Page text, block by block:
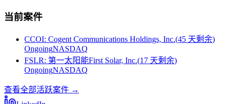
当前案件
CCOI: Cogent Communications Holdings, Inc.(45 天剩余)
OngoingNASDAQ
FSLR: 第一太阳能First Solar, Inc.(17 天剩余)
OngoingNASDAQ
查看全部活跃案件 →